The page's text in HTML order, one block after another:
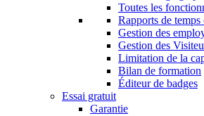
Toutes les
Rapports de temps
Gestion des
Gestion des
Limitation de la
Bilan de formation
Éditeur de badges
Essai gratuit
Garantie